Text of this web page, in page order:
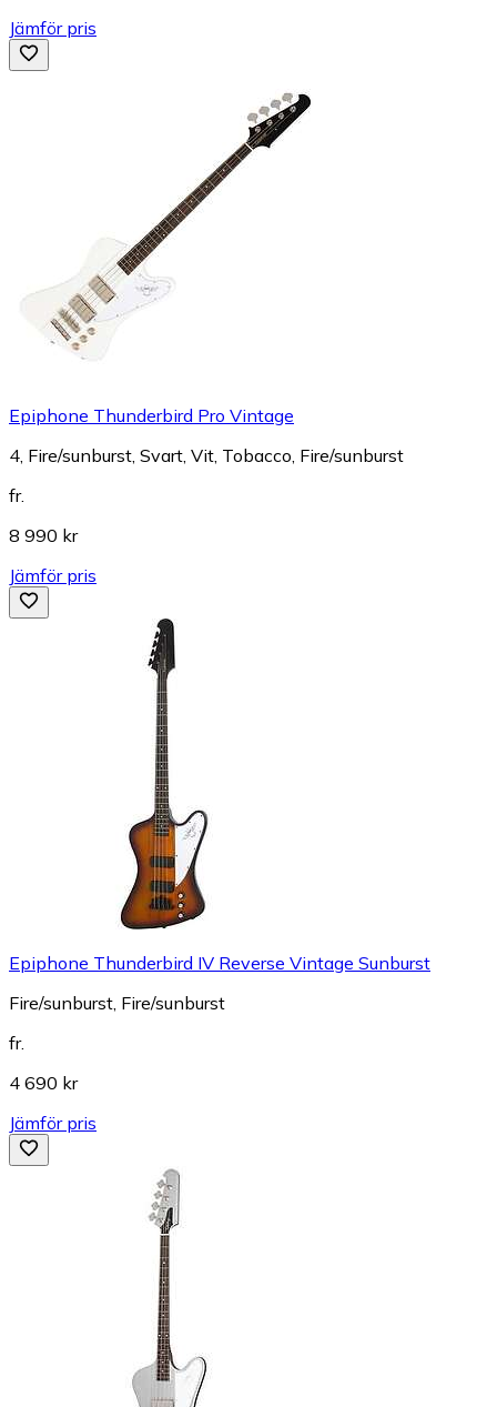
Jämför pris
Epiphone Thunderbird Pro Vintage
4, Fire/sunburst, Svart, Vit, Tobacco, Fire/sunburst
fr.
8 990 kr
Jämför pris
Epiphone Thunderbird IV Reverse Vintage Sunburst
Fire/sunburst, Fire/sunburst
fr.
4 690 kr
Jämför pris